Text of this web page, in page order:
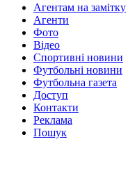
Агентам на замітку
Агенти
Фото
Відео
Спортивні новини
Футбольні новини
Футбольна газета
Доступ
Контакти
Реклама
Пошук